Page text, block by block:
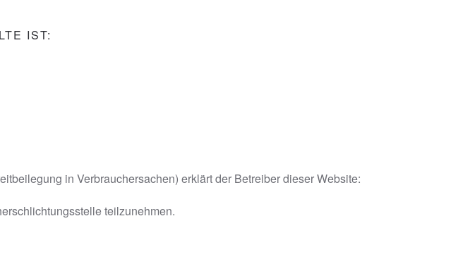
IST:
in Verbrauchersachen) erklärt der Betreiber dieser Website:
teilzunehmen.